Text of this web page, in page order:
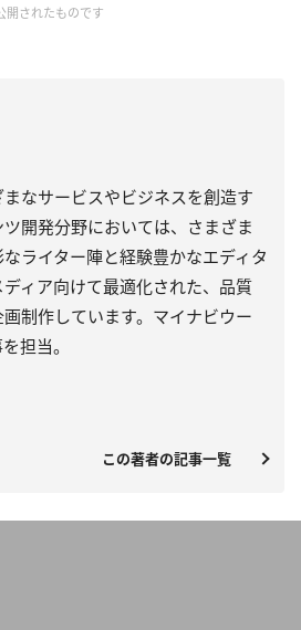
開されたものです
なサービスやビジネスを創造す
開発分野においては、さまざま
ライター陣と経験豊かなエディタ
ィア向けて最適化された、品質
制作しています。マイナビウー
担当。
この著者の記事一覧